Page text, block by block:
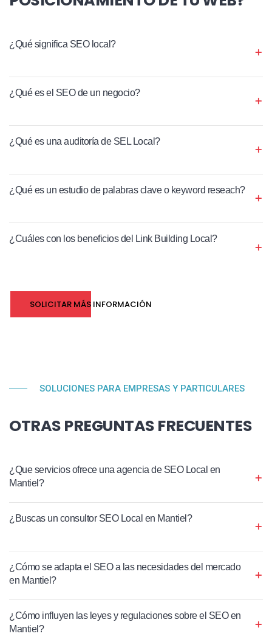
¿Qué significa SEO local?
¿Qué es el SEO de un negocio?
¿Qué es una auditoría de SEL Local?
¿Qué es un estudio de palabras clave o keyword reseach?
¿Cuáles con los beneficios del Link Building Local?
SOLICITAR MÁS INFORMACIÓN
SOLUCIONES PARA EMPRESAS Y PARTICULARES
OTRAS PREGUNTAS FRECUENTES
¿Que servicios ofrece una agencia de SEO Local en
Mantiel?
¿Buscas un consultor SEO Local en Mantiel?
¿Cómo se adapta el SEO a las necesidades del mercado
en Mantiel?
¿Cómo influyen las leyes y regulaciones sobre el SEO en
Mantiel?